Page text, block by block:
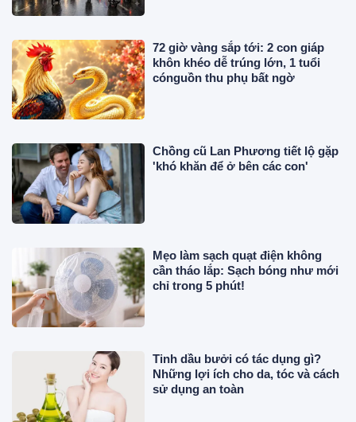
72 giờ vàng sắp tới: 2 con giáp
khôn khéo dễ trúng lớn, 1 tuổi
cónguồn thu phụ bất ngờ
Chồng cũ Lan Phương tiết lộ gặp
'khó khăn để ở bên các con'
Mẹo làm sạch quạt điện không
cần tháo lắp: Sạch bóng như mới
chỉ trong 5 phút!
Tinh dầu bưởi có tác dụng gì?
Những lợi ích cho da, tóc và cách
sử dụng an toàn